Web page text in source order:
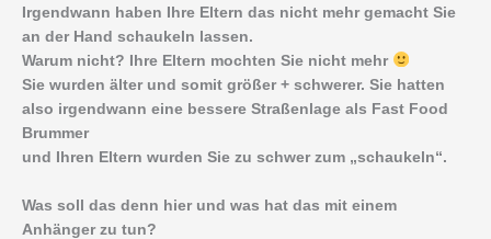
Irgendwann haben Ihre Eltern das nicht mehr gemacht Sie
an der Hand schaukeln lassen.
Warum nicht? Ihre Eltern mochten Sie nicht mehr
Sie wurden älter und somit größer + schwerer. Sie hatten
also irgendwann eine bessere Straßenlage als Fast Food
Brummer
und Ihren Eltern wurden Sie zu schwer zum „schaukeln“.
Was soll das denn hier und was hat das mit einem
Anhänger zu tun?